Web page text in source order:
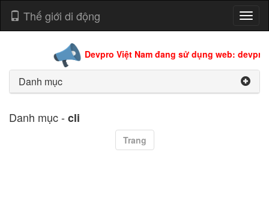
Thế giới di động
Devpro Việt Nam đang sử dụng web:
Danh mục
Danh mục - cli
Trang